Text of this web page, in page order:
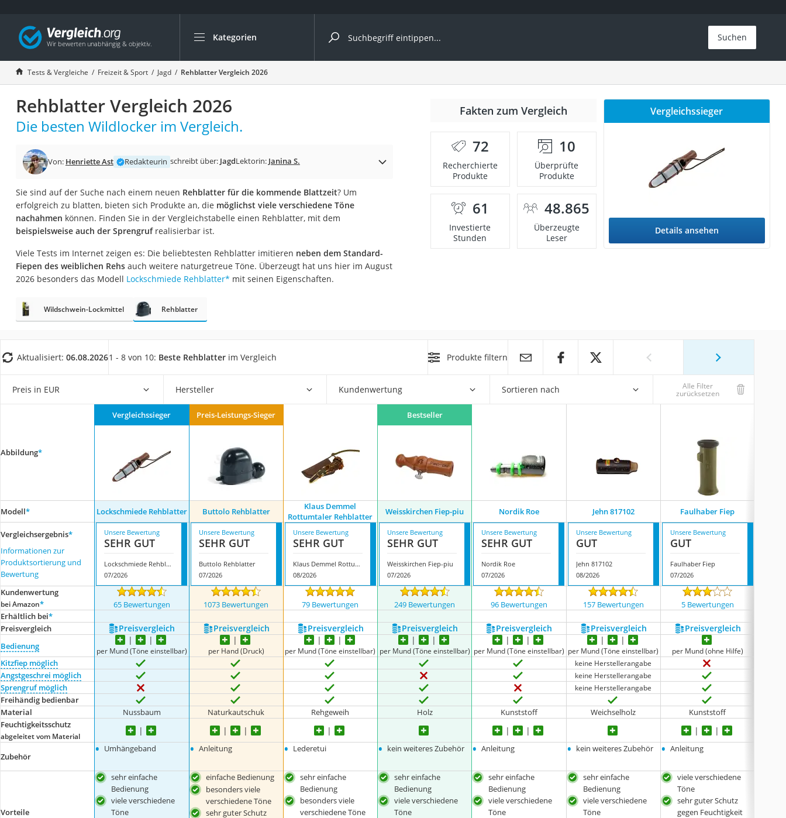
Kategorien
Die beliebtesten Vergleiche nach Kategorie
Freizeit & Sport
Gartentrampolin
Trampolin
Metalldetektor
Eufab-Fahrradträger
Trampolin 366 cm
Aluminium-Koffer
Futterboot
Air Bike
E-Bike-Dreirad
Trekkingschuhe Herren
Klimmzugstation
Faltschloss
Handgepäck-Koffer
Vibrationsplatte
Wanderschuhe Herren
Suchen
Tests & Vergleiche Freizeit & Sport Jagd Rehblatter Vergleich 2026
Rehblatter Vergleich 2026
Die besten Wildlocker im Vergleich.
Von: Henriette Ast Redakteurin schreibt über: JagdLektorin: Janina S.
Sie sind auf der Suche nach einem neuen Rehblatter für die kommende Blattzeit? Um
erfolgreich zu blatten, bieten sich Produkte an, die möglichst viele verschiedene Töne
nachahmen können. Finden Sie in der Vergleichstabelle einen Rehblatter, mit dem
beispielsweise auch der Sprengrufrealisierbar ist.
Viele Tests im Internet zeigen es: Die beliebtesten Rehblatter imitieren neben dem Standard-
Fiepen des weiblichen Rehsauch weitere naturgetreue Töne. Überzeugt hat uns hier im August
2026 besonders das Modell Lockschmiede Rehblatter* mit seinen Eigenschaften.
Fakten zum Vergleich
72
Recherchierte
Produkte
10
Überprüfte
Produkte
61
Investierte
Stunden
48.865
Überzeugte
Leser
Vergleichssieger
Details ansehen
Wildschwein-Lockmittel Rehblatter
Aktualisiert: 06.08.20261 - 8 von 10: Beste Rehblatter im Vergleich Produkte filtern
Preis in EUR Hersteller Kundenwertung Sortieren nach Alle Filter
zurücksetzen
Abbildung*
Vergleichssieger Preis-Leistungs-Sieger Bestseller
Modell* Lockschmiede Rehblatter Buttolo Rehblatter
Klaus Demmel
Rottumtaler Rehblatter
Weisskirchen Fiep-piu Nordik Roe Jehn 817102 Faulhaber Fiep
Vergleichsergebnis*
Informationen zur
Produktsortierung und
Bewertung
Unsere Bewertung
SEHR GUT
Lockschmiede Rehblatter
07/2026
Unsere Bewertung
SEHR GUT
Buttolo Rehblatter
07/2026
Unsere Bewertung
SEHR GUT
Klaus Demmel Rottumtaler Rehblatter
08/2026
Unsere Bewertung
SEHR GUT
Weisskirchen Fiep-piu
07/2026
Unsere Bewertung
SEHR GUT
Nordik Roe
07/2026
Unsere Bewertung
GUT
Jehn 817102
08/2026
Unsere Bewertung
GUT
Faulhaber Fiep
07/2026
Kundenwertung
bei Amazon* 65 Bewertungen 1073 Bewertungen 79 Bewertungen 249 Bewertungen 96 Bewertungen 157 Bewertungen 5 Bewertungen
Erhältlich bei*
Preis­vergleich
Preis­vergleich Preis­vergleich Preis­vergleich Preis­vergleich Preis­vergleich Preis­vergleich Preis­vergleich
Bedienung per Mund (Töne einstellbar) per Hand (Druck) per Mund (Töne einstellbar) per Mund (Töne einstellbar) per Mund (Töne einstellbar) per Mund (Töne einstellbar) per Mund (ohne Hilfe)
Kitzfiep möglich keine Herstellerangabe
Angstgeschrei möglich keine Herstellerangabe
Sprengruf möglich keine Herstellerangabe
Freihändig bedienbar
Material
Nussbaum Naturkautschuk Rehgeweih Holz Kunststoff Weichselholz Kunststoff
Feuchtigkeitsschutz
abgeleitet vom Material
Zubehör • Umhängeband • Anleitung • Lederetui • kein weiteres Zubehör • Anleitung • kein weiteres Zubehör • Anleitung
Vorteile
sehr einfache
Bedienung
viele verschiedene
Töne
einfache Bedienung
besonders viele
verschiedene Töne
sehr guter Schutz
sehr einfache
Bedienung
besonders viele
verschiedene Töne
sehr einfache
Bedienung
viele verschiedene
Töne
sehr einfache
Bedienung
viele verschiedene
Töne
sehr einfache
Bedienung
viele verschiedene
Töne
viele verschiedene
Töne
sehr guter Schutz
gegen Feuchtigkeit